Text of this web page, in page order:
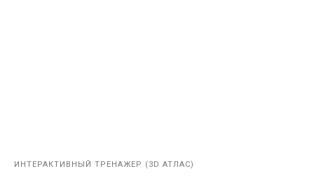
ИНТЕРАКТИВНЫЙ ТРЕНАЖЕР (3D АТЛАС)